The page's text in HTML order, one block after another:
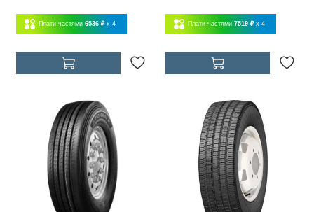
Плати частями 6536 ₽ x 4 Плати частями 7519 ₽ x 4